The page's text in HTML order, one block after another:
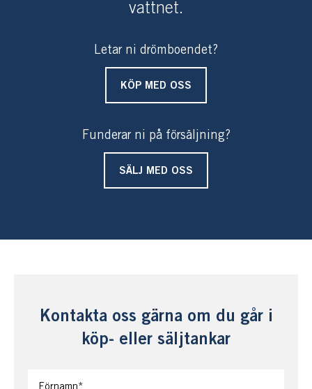
vattnet.
Letar ni drömboendet?
KÖP MED OSS
Funderar ni på försäljning?
SÄLJ MED OSS
Kontakta oss gärna om du går i
köp- eller säljtankar